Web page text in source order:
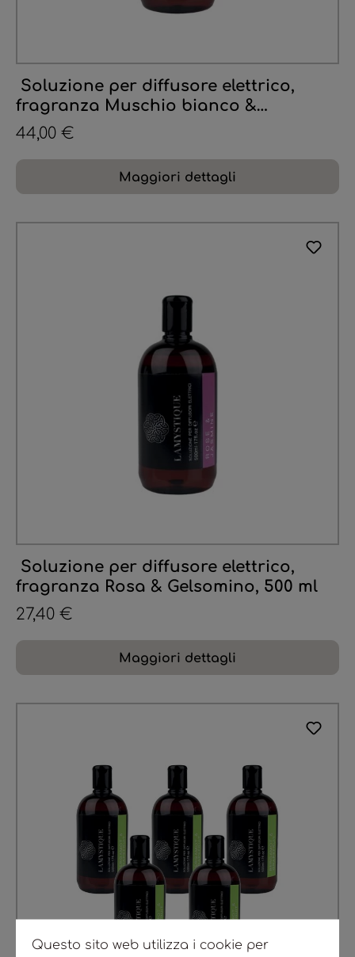
Soluzione per diffusore elettrico,
fragranza Muschio bianco &
Ciclamino, 500 ml
44,00 €
Maggiori dettagli
Soluzione per diffusore elettrico,
fragranza Rosa & Gelsomino, 500 ml
27,40 €
Maggiori dettagli
Questo sito web utilizza i cookie per